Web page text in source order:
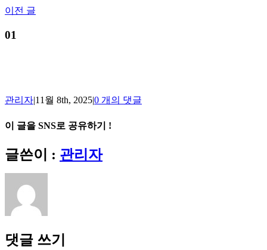
Skip
content
이전 글
01
관리자|11월 8th, 2025|0 개의 댓글
이 글을 SNS로 공유하기 !
Facebook
X
Reddit
LinkedIn
Tumblr
Pinterest
Vk
이
메
일
글쓴이 : 관리자
댓글 쓰기